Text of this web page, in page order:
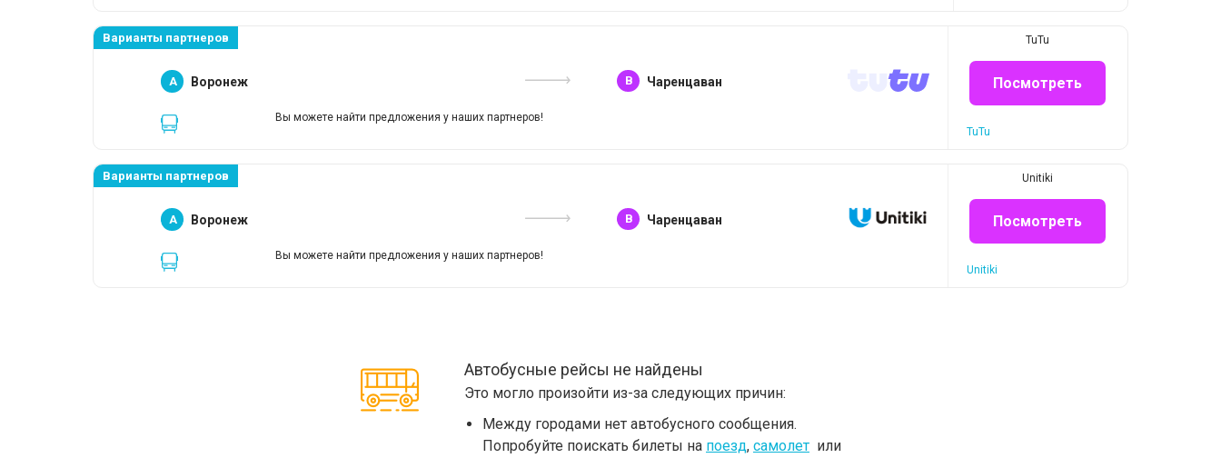
Варианты партнеров
A Воронеж B Чаренцаван
Вы можете найти предложения у наших партнеров!
TuTu
Посмотреть
TuTu
Варианты партнеров
A Воронеж B Чаренцаван
Вы можете найти предложения у наших партнеров!
Unitiki
Посмотреть
Unitiki
Автобусные рейсы не найдены
Это могло произойти из-за следующих причин:
Между городами нет автобусного сообщения.
Попробуйте поискать билеты на поезд, самолет или